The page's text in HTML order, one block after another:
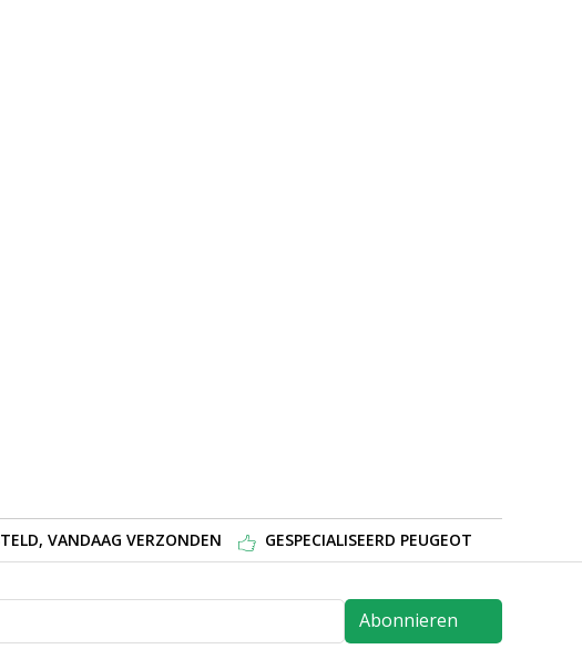
VANDAAG VERZONDEN GESPECIALISEERD PEUGEOT
Abonnieren